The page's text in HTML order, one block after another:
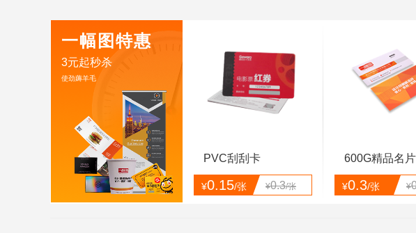
一幅图特惠
3元起秒杀
使劲薅羊毛
PVC刮刮卡
¥0.15/张 ¥0.3/张
600G精品名片
¥0.3/张 ¥